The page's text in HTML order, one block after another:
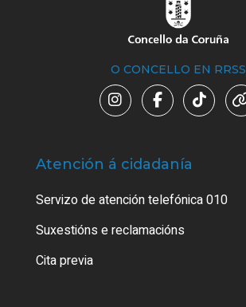
O CONCELLO EN RRSS
Atención á cidadanía
Servizo de atención telefónica 010
Suxestións e reclamacións
Cita previa